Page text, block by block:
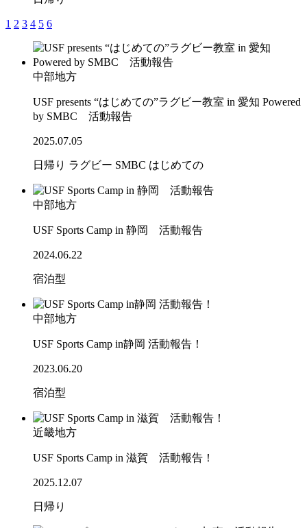
1 2 3 4 5 6
中部地方
USF presents “はじめての”ラグビー教室 in 愛知 Powered
by SMBC 活動報告
2025.07.05
日帰り ラグビー SMBC はじめての
中部地方
USF Sports Camp in 静岡 活動報告
2024.06.22
宿泊型
中部地方
USF Sports Camp in静岡 活動報告！
2023.06.20
宿泊型
近畿地方
USF Sports Camp in 滋賀 活動報告！
2025.12.07
日帰り